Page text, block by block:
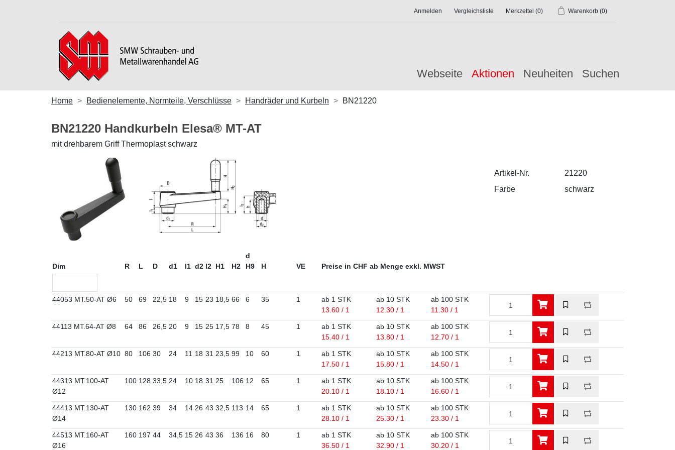
Anmelden Vergleichsliste Merkzettel (0) Warenkorb (0)
Webseite Aktionen Neuheiten Suchen
Home Bedienelemente, Normteile, Verschlüsse Handräder und Kurbeln BN21220
BN21220 Handkurbeln Elesa® MT-AT
mit drehbarem Griff Thermoplast schwarz
Artikel-Nr.
21220
Farbe
schwarz
Dim R L D d1 l1 d2 l2 H1 H2
d
H9
H VE Preise in CHF ab Menge exkl. MWST
44053 MT.50-AT Ø6 50 69 22,5 18 9 15 23 18,5 66 6 35 1
ab 1 STK
13.60 / 1
ab 10 STK
12.30 / 1
ab 100 STK
11.30 / 1
44113 MT.64-AT Ø8 64 86 26,5 20 9 15 25 17,5 78 8 45 1
ab 1 STK
15.40 / 1
ab 10 STK
13.80 / 1
ab 100 STK
12.70 / 1
44213 MT.80-AT Ø10 80 106 30 24 11 18 31 23,5 99 10 60 1
ab 1 STK
17.50 / 1
ab 10 STK
15.80 / 1
ab 100 STK
14.50 / 1
44313 MT.100-AT
Ø12
100 128 33,5 24 10 18 31 25 106 12 65 1
ab 1 STK
20.10 / 1
ab 10 STK
18.10 / 1
ab 100 STK
16.60 / 1
44413 MT.130-AT
Ø14
130 162 39 34 14 26 43 32,5 113 14 65 1
ab 1 STK
28.10 / 1
ab 10 STK
25.30 / 1
ab 100 STK
23.30 / 1
44513 MT.160-AT
Ø16
160 197 44 34,5 15 26 43 36 136 16 80 1
ab 1 STK
36.50 / 1
ab 10 STK
32.90 / 1
ab 100 STK
30.20 / 1